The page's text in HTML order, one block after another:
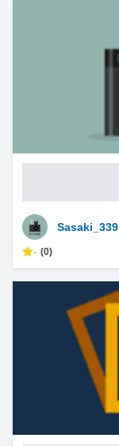
Sasaki_339
- (0)